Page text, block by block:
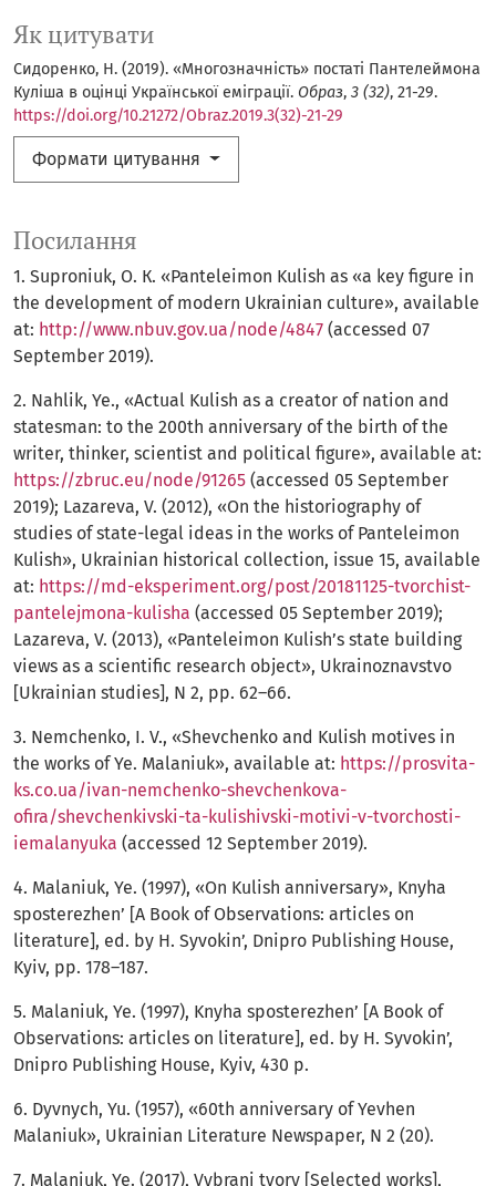
Як цитувати
Сидоренко, Н. (2019). «Многозначність» постаті Пантелеймона
Куліша в оцінці Української еміграції. Образ, 3 (32), 21-29.
https://doi.org/10.21272/Obraz.2019.3(32)-21-29
Формати цитування
Посилання
1. Suproniuk, О. К. «Panteleimon Kulish as «a key figure in
the development of modern Ukrainian culture», available
at: http://www.nbuv.gov.ua/node/4847 (accessed 07
September 2019).
2. Nahlik, Ye., «Actual Kulish as a creator of nation and
statesman: to the 200th anniversary of the birth of the
writer, thinker, scientist and political figure», available at:
https://zbruc.eu/node/91265 (accessed 05 September
2019); Lazareva, V. (2012), «On the historiography of
studies of state-legal ideas in the works of Panteleimon
Kulish», Ukrainian historical collection, issue 15, available
at: https://md-eksperiment.org/post/20181125-tvorchist-
pantelejmona-kulisha (accessed 05 September 2019);
Lazareva, V. (2013), «Panteleimon Kulish’s state building
views as a scientific research object», Ukrainoznavstvo
[Ukrainian studies], N 2, pp. 62–66.
3. Nemchenko, І. V., «Shevchenko and Kulish motives in
the works of Ye. Malaniuk», available at: https://prosvita-
ks.co.ua/ivan-nemchenko-shevchenkova-
ofira/shevchenkivski-ta-kulishivski-motivi-v-tvorchosti-
iemalanyuka (accessed 12 September 2019).
4. Malaniuk, Ye. (1997), «On Kulish anniversary», Knyha
sposterezhen’ [A Book of Observations: articles on
literature], ed. by H. Syvokin’, Dnipro Publishing House,
Kyiv, pp. 178–187.
5. Malaniuk, Ye. (1997), Knyha sposterezhen’ [A Book of
Observations: articles on literature], ed. by H. Syvokin’,
Dnipro Publishing House, Kyiv, 430 p.
6. Dyvnych, Yu. (1957), «60th anniversary of Yevhen
Malaniuk», Ukrainian Literature Newspaper, N 2 (20).
7. Malaniuk, Ye. (2017), Vybrani tvory [Selected works],